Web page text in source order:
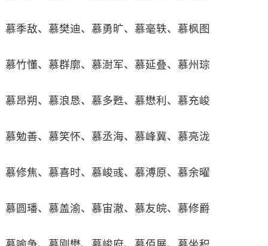
慕季敌、慕樊迪、慕勇旷、慕毫轶、慕枫图
慕竹懂、慕群廓、慕澍军、慕延叠、慕州琮
慕昂朔、慕浪恳、慕多甦、慕懋利、慕充峻
慕勉善、慕笑怀、慕丞海、慕峰冀、慕亮泷
慕修焦、慕喜时、慕峻彧、慕溥原、慕余曜
慕圆璠、慕盖渝、慕宙澈、慕友皖、慕修爵